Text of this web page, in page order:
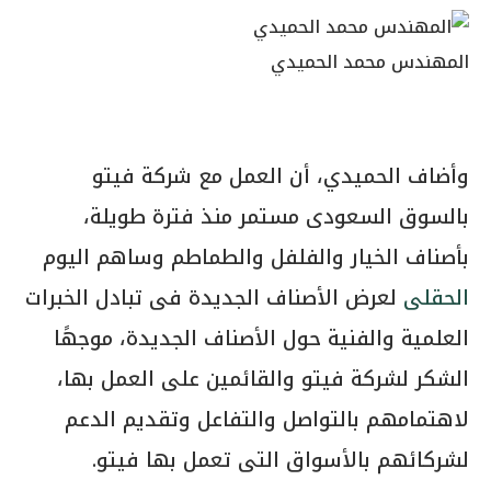
المهندس محمد الحميدي
وأضاف الحميدي، أن العمل مع شركة فيتو
بالسوق السعودى مستمر منذ فترة طويلة،
بأصناف الخيار والفلفل والطماطم وساهم اليوم
الحقلى لعرض الأصناف الجديدة فى تبادل الخبرات
العلمية والفنية حول الأصناف الجديدة، موجهًا
الشكر لشركة فيتو والقائمين على العمل بها،
لاهتمامهم بالتواصل والتفاعل وتقديم الدعم
لشركائهم بالأسواق التى تعمل بها فيتو.